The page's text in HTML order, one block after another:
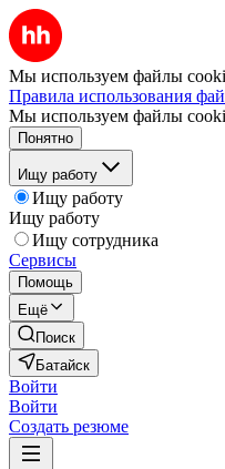
Мы используем файлы
Правила использования
Мы используем файлы
Понятно
Ищу работу
Ищу работу
Ищу работу
Ищу сотрудника
Сервисы
Помощь
Ещё
Поиск
Батайск
Войти
Войти
Создать резюме